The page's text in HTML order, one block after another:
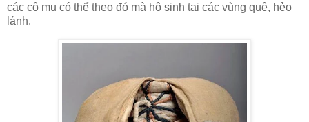
các cô mụ có thể theo đó mà hộ sinh tại các vùng quê, hẻo
lánh.